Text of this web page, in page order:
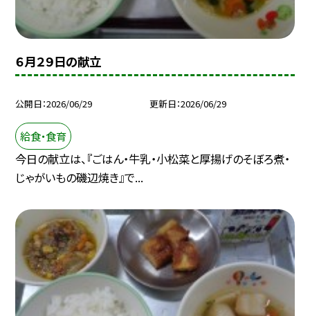
６月２９日の献立
公開日 2026/06/29 更新日 2026/06/29
給食・食育
今日の献立は、『ごはん・牛乳・小松菜と厚揚げのそぼろ煮・
じゃがいもの磯辺焼き』で...